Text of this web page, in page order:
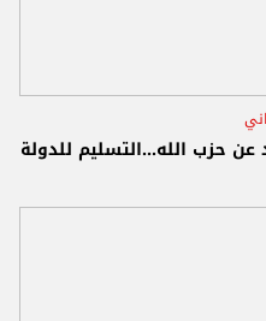
عن حزب الله...التسليم للدولة